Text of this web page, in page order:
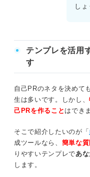
しょ
テンプレを活用
す
自己PRのネタを決めて
生は多いです。しかし、
己PRを作ること はでき
そこで紹介したいのが「
成ツールなら、 簡単な
りやすいテンプレであ
します。